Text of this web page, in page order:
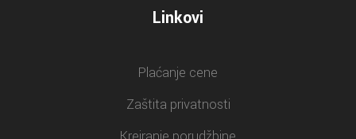
Linkovi
Plaćanje cene
Zaštita privatnosti